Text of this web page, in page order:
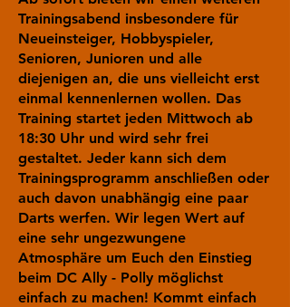
Trainingsabend insbesondere für
Neueinsteiger, Hobbyspieler,
Senioren, Junioren und alle
diejenigen an, die uns vielleicht erst
einmal kennenlernen wollen. Das
Training startet jeden Mittwoch ab
18:30 Uhr und wird sehr frei
gestaltet. Jeder kann sich dem
Trainingsprogramm anschließen oder
auch davon unabhängig eine paar
Darts werfen. Wir legen Wert auf
eine sehr ungezwungene
Atmosphäre um Euch den Einstieg
beim DC Ally - Polly möglichst
einfach zu machen! Kommt einfach